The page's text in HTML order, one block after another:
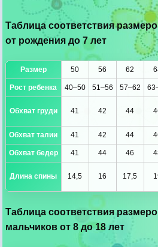
Таблица соответствия
от рождения до 7 лет
Размер 50 56 62
Рост ребенка 40–50 51–56 57–62
Обхват груди 41 42 44
Обхват талии 41 42 44
Обхват бедер 41 44 46
Длина спины 14,5 16 17,5
Таблица соответствия
мальчиков от 8 до 18 лет